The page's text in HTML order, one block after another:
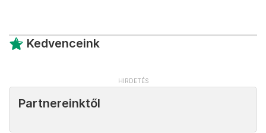
Kedvenceink
Partnereinktől